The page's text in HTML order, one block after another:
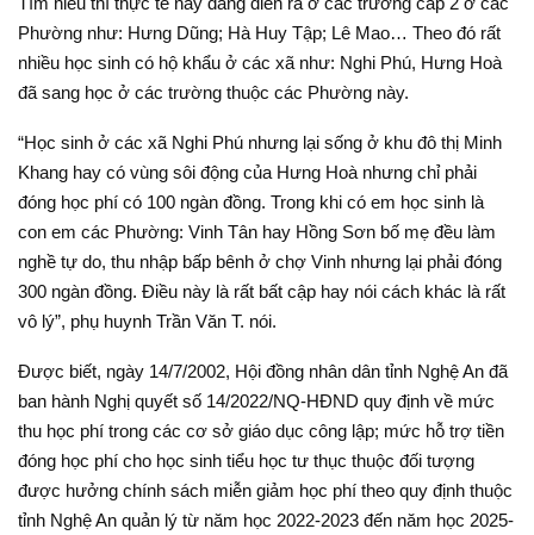
Phường như: Hưng Dũng; Hà Huy Tập; Lê Mao… Theo đó rất
nhiều học sinh có hộ khẩu ở các xã như: Nghi Phú, Hưng Hoà
đã sang học ở các trường thuộc các Phường này.
“Học sinh ở các xã Nghi Phú nhưng lại sống ở khu đô thị Minh
Khang hay có vùng sôi động của Hưng Hoà nhưng chỉ phải
đóng học phí có 100 ngàn đồng. Trong khi có em học sinh là
con em các Phường: Vinh Tân hay Hồng Sơn bố mẹ đều làm
nghề tự do, thu nhập bấp bênh ở chợ Vinh nhưng lại phải đóng
300 ngàn đồng. Điều này là rất bất cập hay nói cách khác là rất
vô lý”, phụ huynh Trần Văn T. nói.
Được biết, ngày 14/7/2002, Hội đồng nhân dân tỉnh Nghệ An đã
ban hành Nghị quyết số 14/2022/NQ-HĐND quy định về mức
thu học phí trong các cơ sở giáo dục công lập; mức hỗ trợ tiền
đóng học phí cho học sinh tiểu học tư thục thuộc đối tượng
được hưởng chính sách miễn giảm học phí theo quy định thuộc
tỉnh Nghệ An quản lý từ năm học 2022-2023 đến năm học 2025-